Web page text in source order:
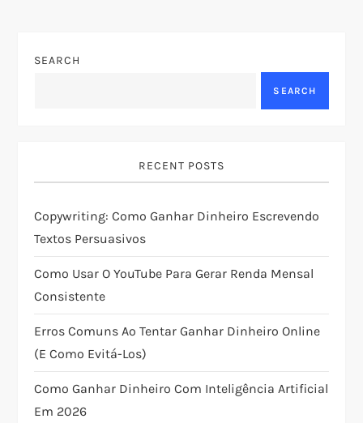
n
i
g
a
t
i
o
n
SEARCH
SEARCH
RECENT POSTS
Copywriting: Como Ganhar Dinheiro Escrevendo
Textos Persuasivos
Como Usar O YouTube Para Gerar Renda Mensal
Consistente
Erros Comuns Ao Tentar Ganhar Dinheiro Online
(e Como Evitá-Los)
Como Ganhar Dinheiro Com Inteligência Artificial
Em 2026